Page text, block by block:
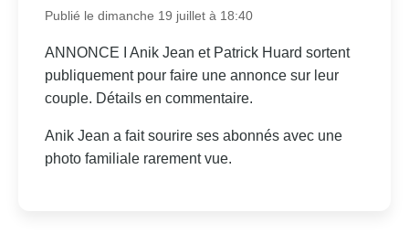
Publié le dimanche 19 juillet à 18:40
ANNONCE I Anik Jean et Patrick Huard sortent
publiquement pour faire une annonce sur leur
couple. Détails en commentaire.
Anik Jean a fait sourire ses abonnés avec une
photo familiale rarement vue.